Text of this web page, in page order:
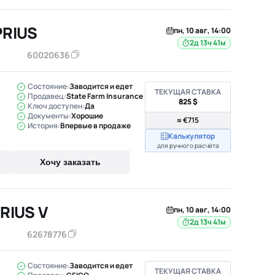
60020636
пн, 10 авг, 14:00
2д 13ч 41м
Состояние:Заводится и едет
Продавец:State Farm Insurance
Ключ доступен:Да
Документы:Хорошие
История:Впервые в продаже
Хочу заказать
ТЕКУЩАЯ СТАВКА
825 $
≈ €715
Калькулятор
для ручного расчёта
V
62678776
пн, 10 авг, 14:00
2д 13ч 41м
Состояние:Заводится и едет
ТЕКУЩАЯ СТАВКА